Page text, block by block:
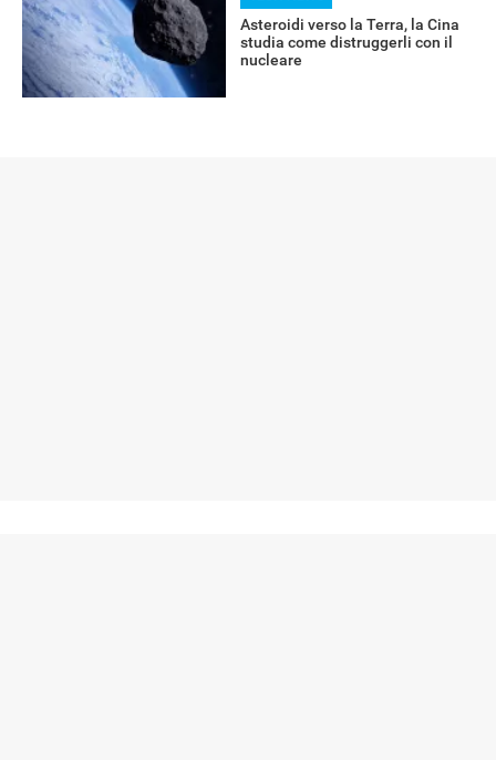
Asteroidi verso la Terra, la Cina
studia come distruggerli con il
nucleare